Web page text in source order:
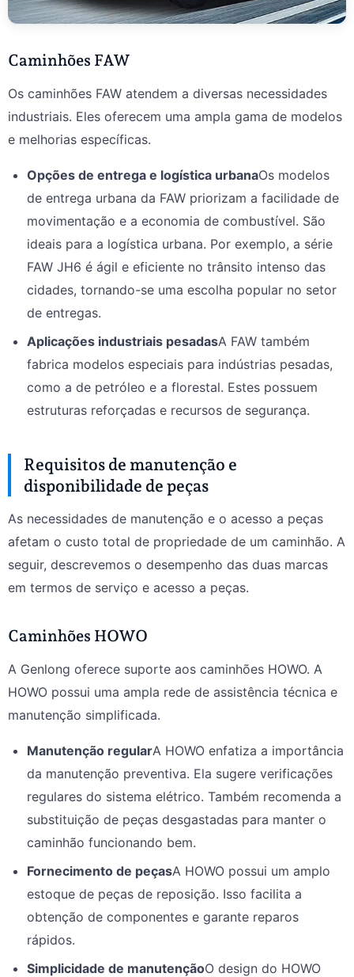
Caminhões FAW
Os caminhões FAW atendem a diversas necessidades
industriais. Eles oferecem uma ampla gama de modelos
e melhorias específicas.
Opções de entrega e logística urbanaOs modelos
de entrega urbana da FAW priorizam a facilidade de
movimentação e a economia de combustível. São
ideais para a logística urbana. Por exemplo, a série
FAW JH6 é ágil e eficiente no trânsito intenso das
cidades, tornando-se uma escolha popular no setor
de entregas.
Aplicações industriais pesadasA FAW também
fabrica modelos especiais para indústrias pesadas,
como a de petróleo e a florestal. Estes possuem
estruturas reforçadas e recursos de segurança.
Requisitos de manutenção e
disponibilidade de peças
As necessidades de manutenção e o acesso a peças
afetam o custo total de propriedade de um caminhão. A
seguir, descrevemos o desempenho das duas marcas
em termos de serviço e acesso a peças.
Caminhões HOWO
A Genlong oferece suporte aos caminhões HOWO. A
HOWO possui uma ampla rede de assistência técnica e
manutenção simplificada.
Manutenção regularA HOWO enfatiza a importância
da manutenção preventiva. Ela sugere verificações
regulares do sistema elétrico. Também recomenda a
substituição de peças desgastadas para manter o
caminhão funcionando bem.
Fornecimento de peçasA HOWO possui um amplo
estoque de peças de reposição. Isso facilita a
obtenção de componentes e garante reparos
rápidos.
Simplicidade de manutençãoO design do HOWO